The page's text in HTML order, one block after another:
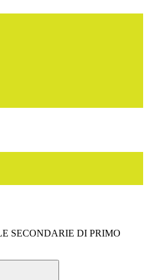
SECONDARIE DI PRIMO